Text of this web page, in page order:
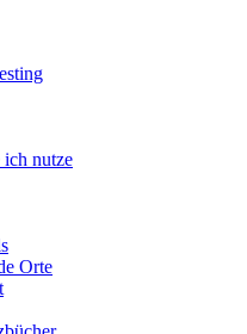
nutze
Orte